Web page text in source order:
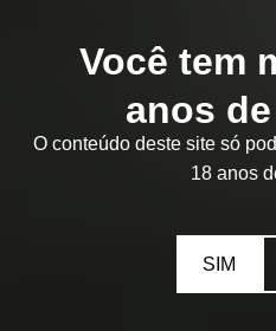
Você tem
anos
O conteúdo deste site só
18 anos
SIM